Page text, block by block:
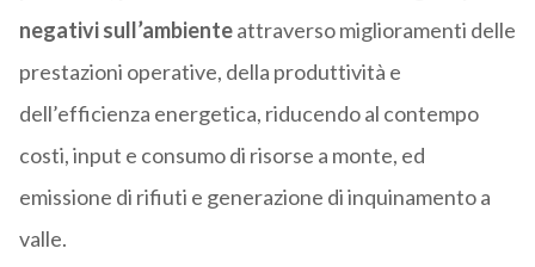
negativi sull’ambienteattraverso miglioramenti delle
prestazioni operative, della produttività e
dell’efficienza energetica, riducendo al contempo
costi, input e consumo di risorse a monte, ed
emissione di rifiuti e generazione di inquinamento a
valle.